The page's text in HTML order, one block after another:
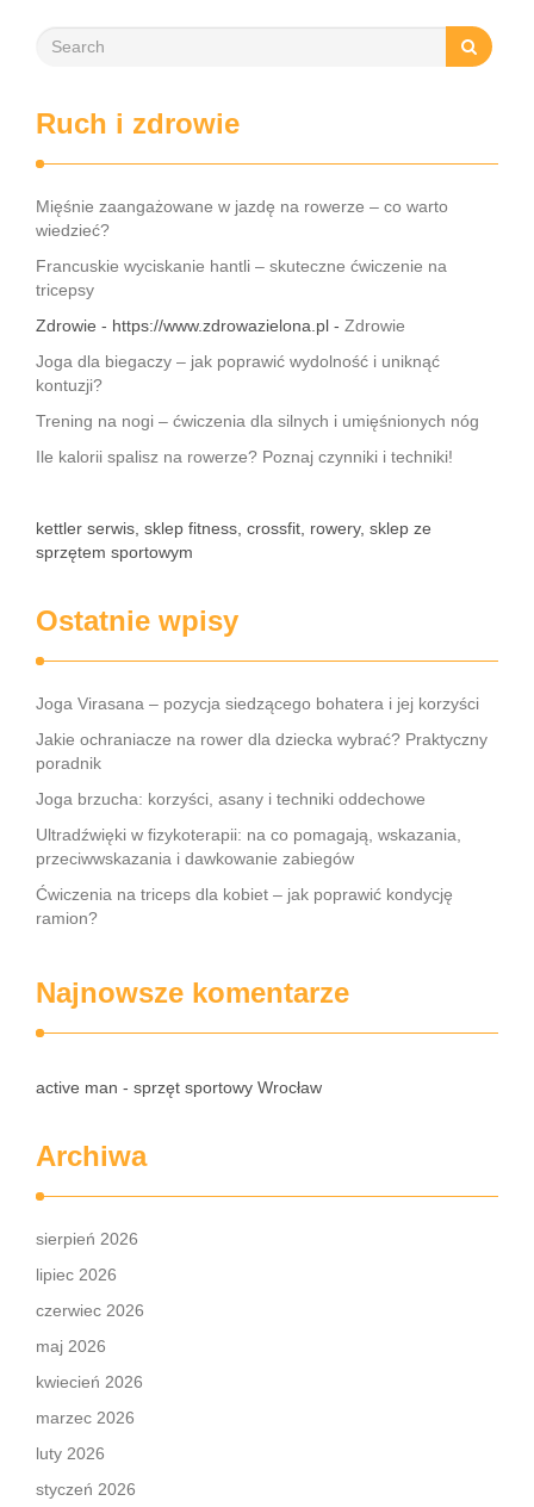
Ruch i zdrowie
Mięśnie zaangażowane w jazdę na rowerze – co warto
wiedzieć?
Francuskie wyciskanie hantli – skuteczne ćwiczenie na
tricepsy
Zdrowie - https://www.zdrowazielona.pl - Zdrowie
Joga dla biegaczy – jak poprawić wydolność i uniknąć
kontuzji?
Trening na nogi – ćwiczenia dla silnych i umięśnionych nóg
Ile kalorii spalisz na rowerze? Poznaj czynniki i techniki!
kettler serwis, sklep fitness, crossfit, rowery, sklep ze
sprzętem sportowym
Ostatnie wpisy
Joga Virasana – pozycja siedzącego bohatera i jej korzyści
Jakie ochraniacze na rower dla dziecka wybrać? Praktyczny
poradnik
Joga brzucha: korzyści, asany i techniki oddechowe
Ultradźwięki w fizykoterapii: na co pomagają, wskazania,
przeciwwskazania i dawkowanie zabiegów
Ćwiczenia na triceps dla kobiet – jak poprawić kondycję
ramion?
Najnowsze komentarze
active man - sprzęt sportowy Wrocław
Archiwa
sierpień 2026
lipiec 2026
czerwiec 2026
maj 2026
kwiecień 2026
marzec 2026
luty 2026
styczeń 2026